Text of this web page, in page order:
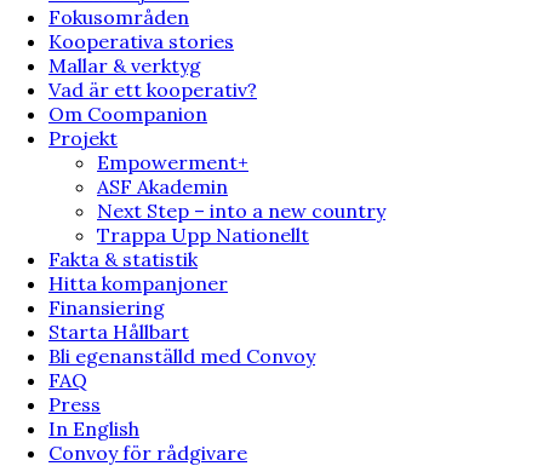
Fokusområden
Kooperativa stories
Mallar & verktyg
Vad är ett kooperativ?
Om Coompanion
Projekt
Empowerment+
ASF Akademin
Next Step – into a new country
Trappa Upp Nationellt
Fakta & statistik
Hitta kompanjoner
Finansiering
Starta Hållbart
Bli egenanställd med Convoy
FAQ
Press
In English
Convoy för rådgivare